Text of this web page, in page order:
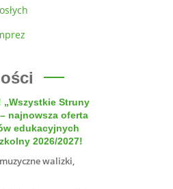
„Wszystkie Struny
najnowsza oferta
edukacyjnych
2026/2027!
walizki,